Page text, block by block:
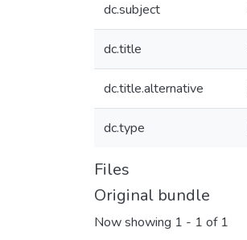
dc.subject
dc.title
dc.title.alternative
dc.type
Files
Original bundle
Now showing 1 - 1 of 1